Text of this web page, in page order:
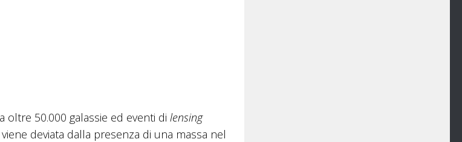
50.000 galassie ed eventi di lensing
deviata dalla presenza di una massa nel